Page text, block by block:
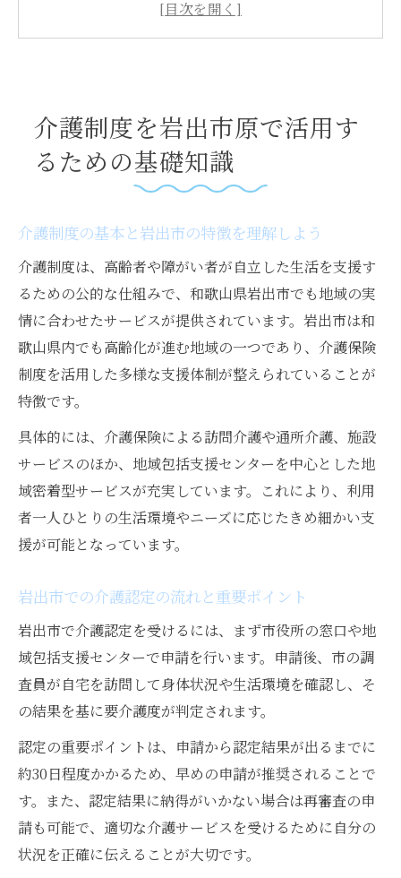
岩出市の申請書ダウンロード活用術を紹介
地域包括支援で安心の介護生活へ
地域包括支援センターの相談方法と活用法
岩出市内で受けられる主な介護サービス例
介護予防や生活支援の相談先を知っておく
社会福祉課と連携したサポート体制も充実
申請書類の準備手順とスムーズな流れ
介護認定申請に必要な書類を確認する手順
備
郵送申請時の注意点と事前連絡の大切さ
書類不備を防ぐためのチェックリスト活用
初めての介護認定申請で注意したい点
認定調査時に気をつけたいポイントを紹介
家族で申請内容を事前確認する重要性
申請から結果通知までの期間と流れを理解
介護認定の不服申し立てについて知る
岩出市原における介護保険申請のコツ
介護保険申請時に押さえるべき重要ポイン
ト
岩出市原での申請書ダウンロード手順を解
説
社会福祉課と連携した効率的な申請方法
介護制度を岩出市原で活用す
るための基礎知識
介護制度の基本と岩出市の特徴を理解しよう
介護制度は、高齢者や障がい者が自立した生活を支援す
るための公的な仕組みで、和歌山県岩出市でも地域の実
情に合わせたサービスが提供されています。岩出市は和
歌山県内でも高齢化が進む地域の一つであり、介護保険
制度を活用した多様な支援体制が整えられていることが
特徴です。
具体的には、介護保険による訪問介護や通所介護、施設
サービスのほか、地域包括支援センターを中心とした地
域密着型サービスが充実しています。これにより、利用
者一人ひとりの生活環境やニーズに応じたきめ細かい支
援が可能となっています。
岩出市での介護認定の流れと重要ポイント
岩出市で介護認定を受けるには、まず市役所の窓口や地
域包括支援センターで申請を行います。申請後、市の調
査員が自宅を訪問して身体状況や生活環境を確認し、そ
の結果を基に要介護度が判定されます。
認定の重要ポイントは、申請から認定結果が出るまでに
約30日程度かかるため、早めの申請が推奨されることで
す。また、認定結果に納得がいかない場合は再審査の申
請も可能で、適切な介護サービスを受けるために自分の
状況を正確に伝えることが大切です。